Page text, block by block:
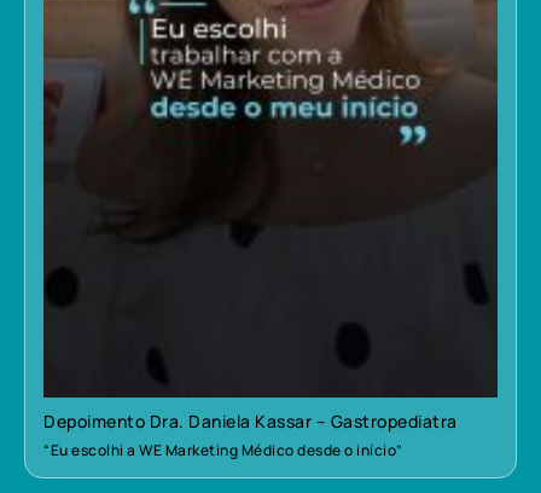
Depoimento Dra. Daniela Kassar – Gastropediatra
“Eu escolhi a WE Marketing Médico desde o início”